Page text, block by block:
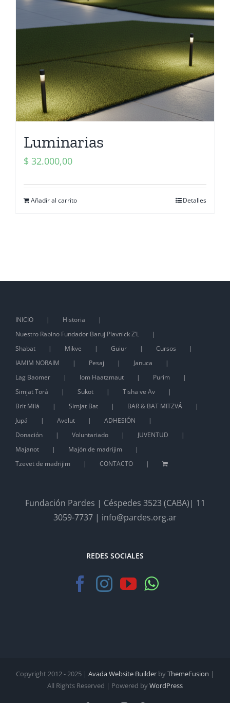
Luminarias
$ 32.000,00
Añadir al carrito Detalles
INICIO
Historia
Nuestro Rabino Fundador Baruj Plavnick Z’L
Shabat
Mikve Guiur
Cursos
IAMIM NORAIM
Pesaj
Januca
Lag Baomer
Iom Haatzmaut
Purim
Simjat Torá
Sukot
Tisha ve Av
Brit Milá
Simjat Bat
BAR & BAT MITZVÁ
Jupá
Avelut
ADHESIÓN
Donación
Voluntariado
JUVENTUD
Majanot
Majón de madrijim
Tzevet de madrijim
CONTACTO
Fundación Pardes | Céspedes 3523 (CABA)| 11
3059-7737 | info@pardes.org.ar
REDES SOCIALES
Copyright 2012 - 2025 | Avada Website Builder byThemeFusion |
All Rights Reserved | Powered byWordPress